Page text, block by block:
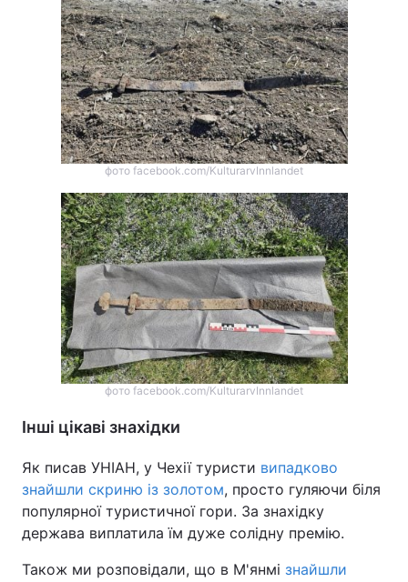
фото facebook.com/KulturarvInnlandet
фото facebook.com/KulturarvInnlandet
Інші цікаві знахідки
Як писав УНІАН, у Чехії туристи випадково
знайшли скриню із золотом, просто гуляючи біля
популярної туристичної гори. За знахідку
держава виплатила їм дуже солідну премію.
Також ми розповідали, що в М'янмі знайшли